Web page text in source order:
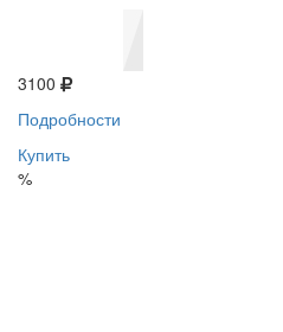
3100
Подробности
Купить
%